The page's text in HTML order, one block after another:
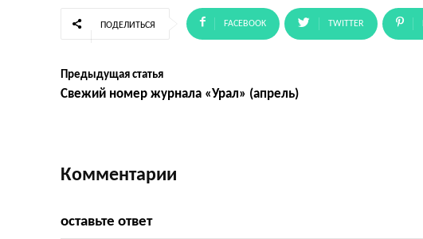
ПОДЕЛИТЬСЯ FACEBOOK TWITTER
Предыдущая статья
Свежий номер журнала «Урал» (апрель)
Комментарии
оставьте ответ